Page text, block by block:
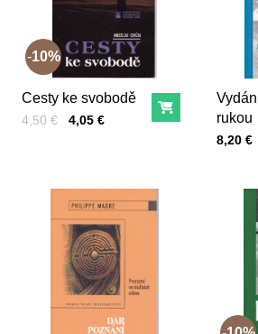
Cesty ke svobodě
Cena s DPH
4,05 €
Pred zľavou:
4,50 € Do košíka
10%
rukou
Cena s
8,20 €